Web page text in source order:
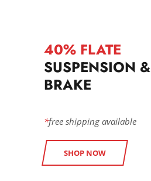
40% FLATE
SUSPENSION &
BRAKE
*free shipping available
SHOP NOW